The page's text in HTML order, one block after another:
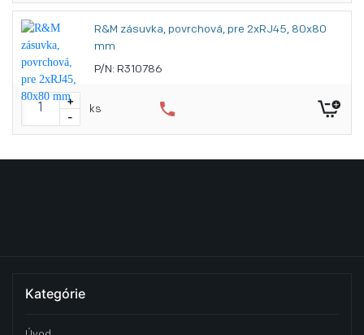
R&M zásuvka, povrchová, pre 2xRJ45, 80x80
mm
P/N: R310786
+
-
ks phone
Kategórie